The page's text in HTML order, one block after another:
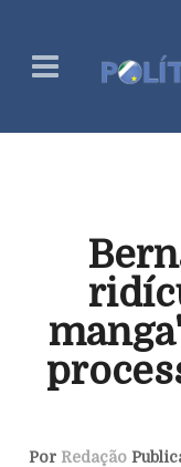
Por Redação